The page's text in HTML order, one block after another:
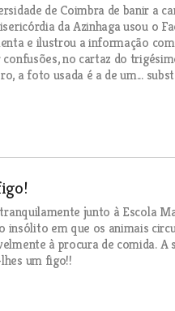
de Coimbra de banir a
da Azinhaga usou o
e ilustrou a informação
no cartaz do
a foto usada é a de um...
junto à Escola
em que os animais
à procura de comida. A
um figo!!